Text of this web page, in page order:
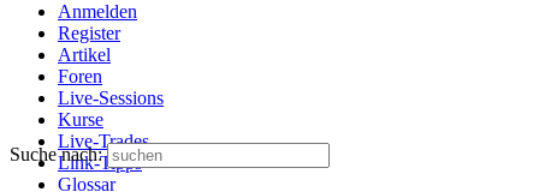
Anmelden
Register
Artikel
Foren
Live-Sessions
Kurse
Live-Trades
Link-Tipps
Glossar
Suche nach: